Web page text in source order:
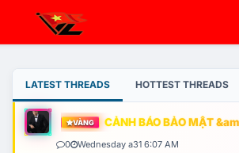
LATEST THREADS HOTTEST THREADS
VÀNG CẢNH BÁO BẢO MẬT
0 Wednesday a31 6:07 AM